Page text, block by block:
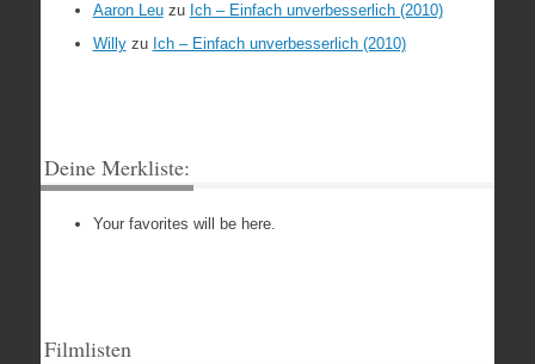
Aaron Leuzu Ich – Einfach unverbesserlich (2010)
Willyzu Ich – Einfach unverbesserlich (2010)
Deine Merkliste:
Your favorites will be here.
Filmlisten